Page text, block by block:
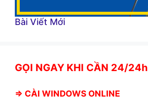
Bài Viết Mới
GỌI NGAY KHI CẦN 24/24h
⇒ CÀI WINDOWS ONLINE